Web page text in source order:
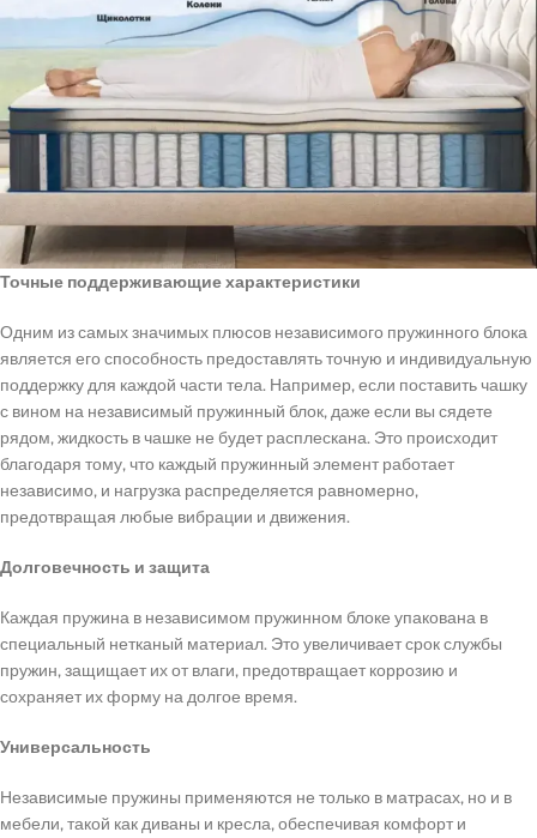
Точные поддерживающие характеристики
Одним из самых значимых плюсов независимого пружинного блока
является его способность предоставлять точную и индивидуальную
поддержку для каждой части тела. Например, если поставить чашку
с вином на независимый пружинный блок, даже если вы сядете
рядом, жидкость в чашке не будет расплескана. Это происходит
благодаря тому, что каждый пружинный элемент работает
независимо, и нагрузка распределяется равномерно,
предотвращая любые вибрации и движения.
Долговечность и защита
Каждая пружина в независимом пружинном блоке упакована в
специальный нетканый материал. Это увеличивает срок службы
пружин, защищает их от влаги, предотвращает коррозию и
сохраняет их форму на долгое время.
Универсальность
Независимые пружины применяются не только в матрасах, но и в
мебели, такой как диваны и кресла, обеспечивая комфорт и